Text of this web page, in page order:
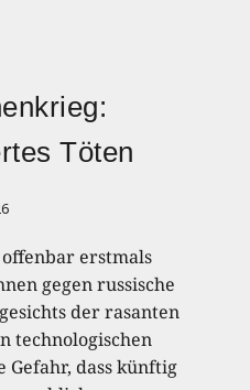
Töten
erstmals
gegen russische
der rasanten
technologischen
dass künftig